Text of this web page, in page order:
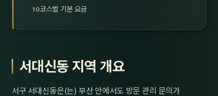
울산
24
코스별 기본 요금
서대신동 지역 개요
서구 서대신동은(는) 부산 안에서도 방문 관리 문의가